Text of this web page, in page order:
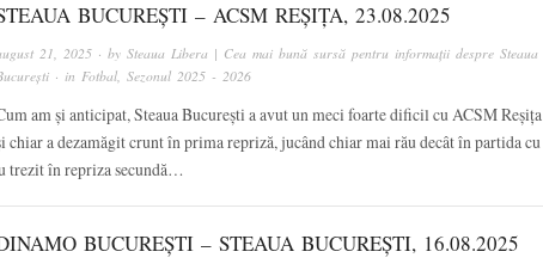
BUCUREȘTI – ACSM REȘIȚA, 23.08.2025
21, 2025 · by Steaua Libera | Cea mai bună sursă pentru informații despre Steaua
· in Fotbal Sezonul 2025 - 2026
am și anticipat, Steaua București a avut un meci foarte dificil cu ACSM Reșița
chiar a dezamăgit crunt în prima repriză, jucând chiar mai rău decât în partida cu
trezit în repriza secundă…
BUCUREȘTI – STEAUA BUCUREȘTI, 16.08.2025